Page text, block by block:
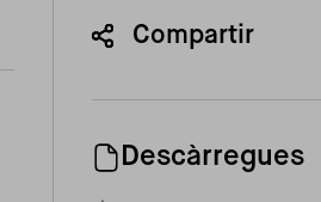
Compartir
Descàrregues